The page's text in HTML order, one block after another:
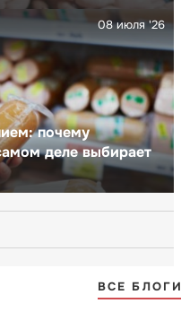
почему
деле выбирает
08 июля '26
ВСЕ